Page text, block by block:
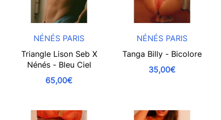
NÉNÉS PARIS
Triangle Lison Seb X
Nénés - Bleu Ciel
65,00€
NÉNÉS PARIS
Tanga Billy - Bicolore
35,00€